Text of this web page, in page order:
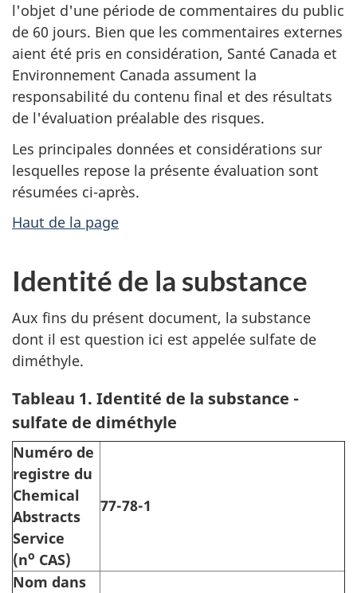
l'objet d'une période de commentaires du public
de 60 jours. Bien que les commentaires externes
aient été pris en considération, Santé Canada et
Environnement Canada assument la
responsabilité du contenu final et des résultats
de l'évaluation préalable des risques.
Les principales données et considérations sur
lesquelles repose la présente évaluation sont
résumées ci-après.
Haut de la page
Identité de la substance
Aux fins du présent document, la substance
dont il est question ici est appelée sulfate de
diméthyle.
Tableau 1. Identité de la substance -
sulfate de diméthyle
Numéro de
registre du
Chemical
Abstracts
Service
(no CAS)
77-78-1
Nom dans